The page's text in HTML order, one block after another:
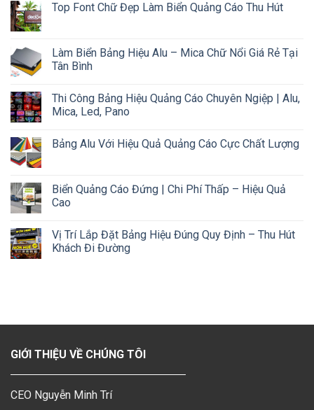
Top Font Chữ Đẹp Làm Biển Quảng Cáo Thu Hút
Làm Biển Bảng Hiệu Alu – Mica Chữ Nổi Giá Rẻ Tại
Tân Bình
Thi Công Bảng Hiệu Quảng Cáo Chuyên Ngiệp | Alu,
Mica, Led, Pano
Bảng Alu Với Hiệu Quả Quảng Cáo Cực Chất Lượng
Biển Quảng Cáo Đứng | Chi Phí Thấp – Hiệu Quả
Cao
Vị Trí Lắp Đặt Bảng Hiệu Đúng Quy Định – Thu Hút
Khách Đi Đường
GIỚI THIỆU VỀ CHÚNG TÔI
CEO Nguyễn Minh Trí